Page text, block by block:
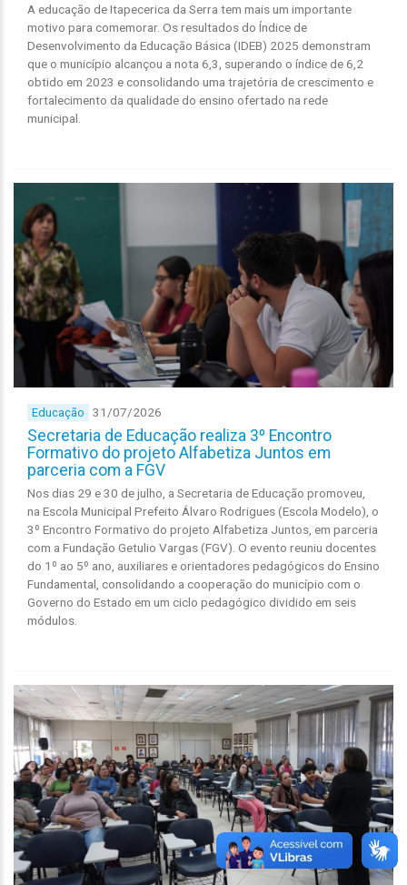
A educação de Itapecerica da Serra tem mais um importante
motivo para comemorar. Os resultados do Índice de
Desenvolvimento da Educação Básica (IDEB) 2025 demonstram
que o município alcançou a nota 6,3, superando o índice de 6,2
obtido em 2023 e consolidando uma trajetória de crescimento e
fortalecimento da qualidade do ensino ofertado na rede
municipal.
Educação 31/07/2026
Secretaria de Educação realiza 3º Encontro
Formativo do projeto Alfabetiza Juntos em
parceria com a FGV
Nos dias 29 e 30 de julho, a Secretaria de Educação promoveu,
na Escola Municipal Prefeito Álvaro Rodrigues (Escola Modelo), o
3º Encontro Formativo do projeto Alfabetiza Juntos, em parceria
com a Fundação Getulio Vargas (FGV). O evento reuniu docentes
do 1º ao 5º ano, auxiliares e orientadores pedagógicos do Ensino
Fundamental, consolidando a cooperação do município com o
Governo do Estado em um ciclo pedagógico dividido em seis
módulos.